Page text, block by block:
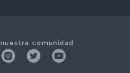
comunidad